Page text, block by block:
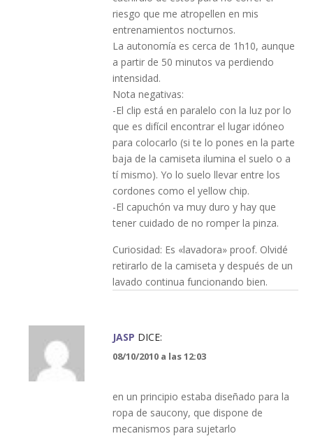
riesgo que me atropellen en mis
entrenamientos nocturnos.
La autonomía es cerca de 1h10, aunque
a partir de 50 minutos va perdiendo
intensidad.
Nota negativas:
-El clip está en paralelo con la luz por lo
que es difícil encontrar el lugar idóneo
para colocarlo (si te lo pones en la parte
baja de la camiseta ilumina el suelo o a
tí mismo). Yo lo suelo llevar entre los
cordones como el yellow chip.
-El capuchón va muy duro y hay que
tener cuidado de no romper la pinza.
Curiosidad: Es «lavadora» proof. Olvidé
retirarlo de la camiseta y después de un
lavado continua funcionando bien.
JASP DICE:
08/10/2010 a las 12:03
en un principio estaba diseñado para la
ropa de saucony, que dispone de
mecanismos para sujetarlo